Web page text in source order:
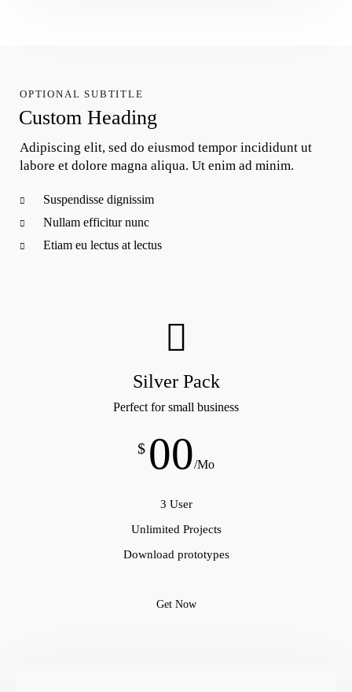
Silver Pack
Perfect for small business
$ 00/Mo
3 User
Unlimited Projects
Download prototypes
Get Now
OPTIONAL SUBTITLE
Custom Heading
Adipiscing elit, sed do eiusmod tempor incididunt ut
labore et dolore magna aliqua. Ut enim ad minim.
Suspendisse dignissim
Nullam efficitur nunc
Etiam eu lectus at lectus